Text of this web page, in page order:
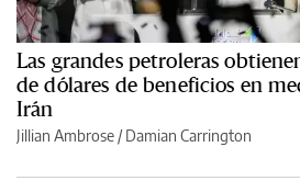
Las grandes petroleras
de dólares de beneficios en
Irán
Jillian Ambrose / Damian Carrington